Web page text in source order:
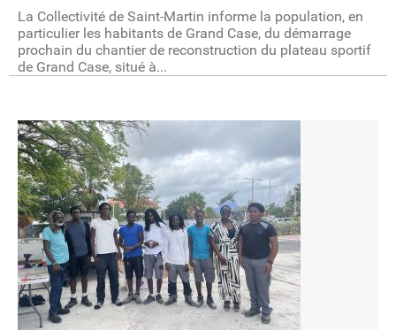
La Collectivité de Saint-Martin informe la population, en
particulier les habitants de Grand Case, du démarrage
prochain du chantier de reconstruction du plateau sportif
de Grand Case, situé à...